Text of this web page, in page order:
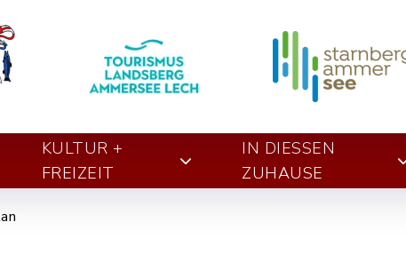
KULTUR +
FREIZEIT
IN DIESSEN Z
UHAUSE